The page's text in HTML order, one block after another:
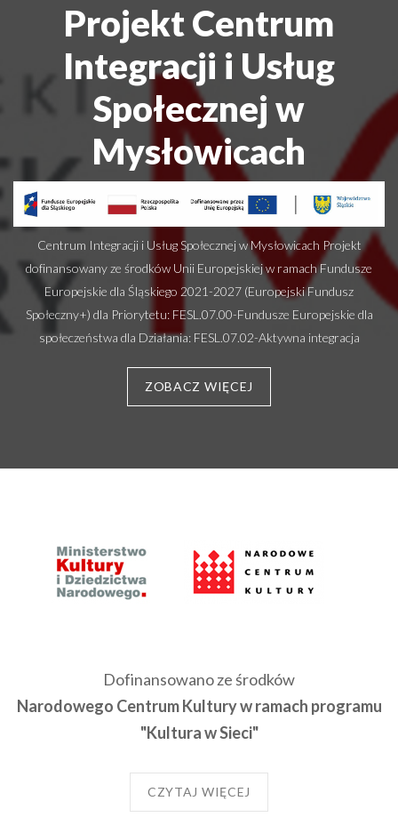
Projekt Centrum
Integracji i Usług
Społecznej w
Mysłowicach
Centrum Integracji i Usług Społecznej w Mysłowicach Projekt
dofinansowany ze środków Unii Europejskiej w ramach Fundusze
Europejskie dla Śląskiego 2021-2027 (Europejski Fundusz
Społeczny+) dla Priorytetu: FESL.07.00-Fundusze Europejskie dla
społeczeństwa dla Działania: FESL.07.02-Aktywna integracja
ZOBACZ WIĘCEJ
Dofinansowano ze środków
Narodowego Centrum Kultury w ramach programu
"Kultura w Sieci"
CZYTAJ WIĘCEJ